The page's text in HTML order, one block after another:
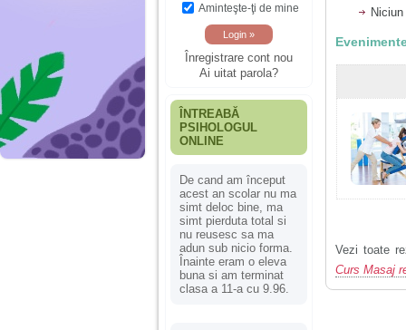
Aminteşte-ţi de mine
Înregistrare cont nou
Ai uitat parola?
ÎNTREABĂ
PSIHOLOGUL
ONLINE
De cand am început
acest an scolar nu ma
simt deloc bine, ma
simt pierduta total si
nu reusesc sa ma
adun sub nicio forma.
Înainte eram o eleva
buna si am terminat
clasa a 11-a cu 9.96.
Vezi toate
Curs Masaj